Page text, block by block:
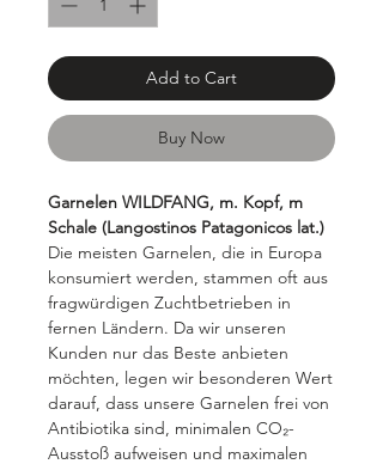
Add to Cart
Buy Now
Garnelen WILDFANG, m. Kopf, m
Schale (Langostinos Patagonicos lat.)
Die meisten Garnelen, die in Europa
konsumiert werden, stammen oft aus
fragwürdigen Zuchtbetrieben in
fernen Ländern. Da wir unseren
Kunden nur das Beste anbieten
möchten, legen wir besonderen Wert
darauf, dass unsere Garnelen frei von
Antibiotika sind, minimalen CO₂-
Ausstoß aufweisen und maximalen